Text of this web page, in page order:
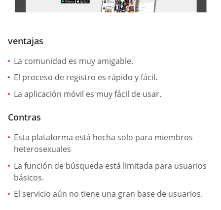
ventajas
La comunidad es muy amigable.
El proceso de registro es rápido y fácil.
La aplicación móvil es muy fácil de usar.
Contras
Esta plataforma está hecha solo para miembros
heterosexuales
La función de búsqueda está limitada para usuarios
básicos.
El servicio aún no tiene una gran base de usuarios.